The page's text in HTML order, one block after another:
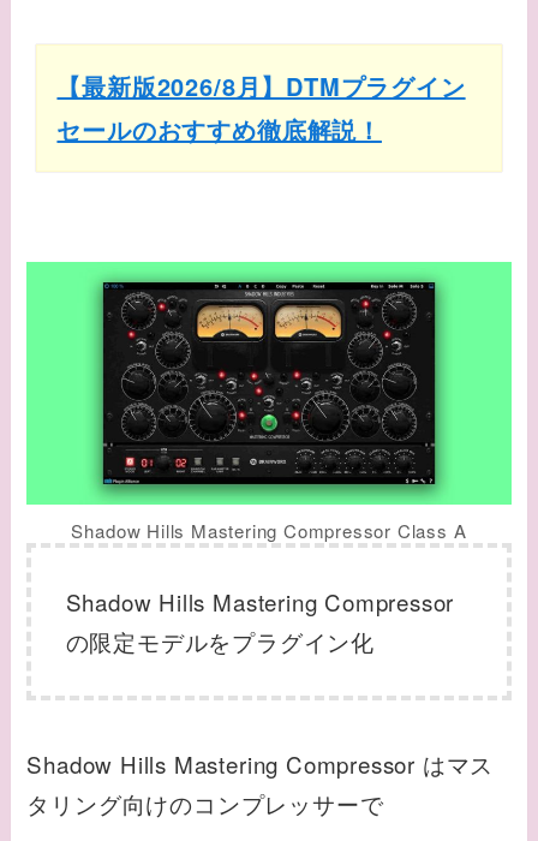
【最新版2026/8月】DTMプラグイン
セールのおすすめ徹底解説！
Shadow Hills Mastering Compressor Class A
Shadow Hills Mastering Compressor
の限定モデルをプラグイン化
Shadow Hills Mastering Compressor はマス
タリング向けのコンプレッサーで